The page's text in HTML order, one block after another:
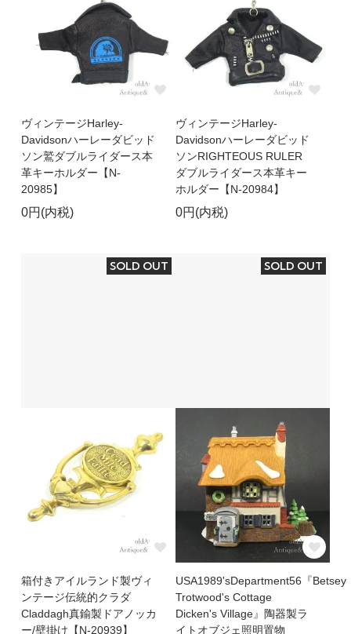
ヴィンテージHarley-
Davidsonハーレーダビッド
ソン鷲ダブルライダース本
革キーホルダー【N-
20985】
0円(内税)
ヴィンテージHarley-
Davidsonハーレーダビッド
ソンRIGHTEOUS RULER
ダブルライダース本革キー
ホルダー【N-20984】
0円(内税)
SOLD OUT
箱付きアイルランド製ヴィ
ンテージ伝統的クラダ
Claddagh真鍮製ドアノッカ
ー/壁掛け【N-20939】
SOLD OUT
USA1989'sDepartment56『Betsey
Trotwood's Cottage
Dicken's Village』陶器製ラ
イトオブジェ照明置物